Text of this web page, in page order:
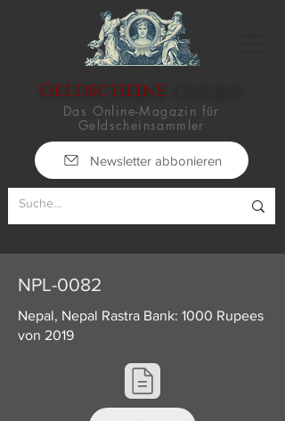
Geldscheine
Das Online-Magazin für
Geldscheinsammler
Newsletter abbonieren
NPL-0082
Nepal, Nepal Rastra Bank: 1000 Rupees
von 2019